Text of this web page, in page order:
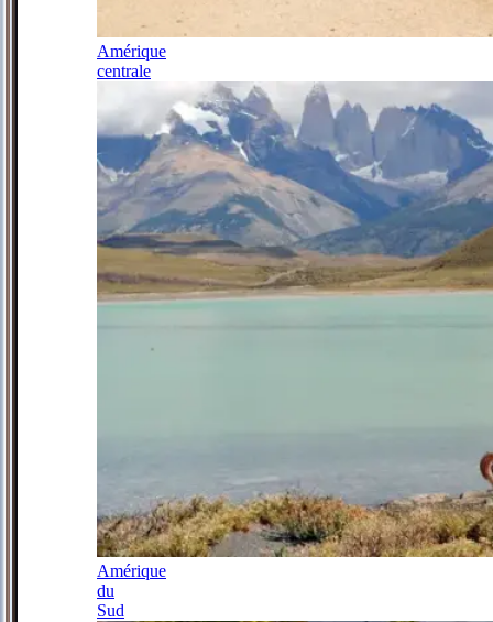
Amérique
centrale
Amérique
du
Sud